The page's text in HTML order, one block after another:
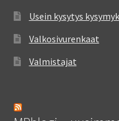
Usein kysytys
Valkosivurenkaat
Valmistajat